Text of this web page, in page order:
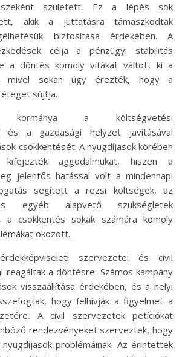
született. Ez a lépés sok
akik a juttatásra támaszkodtak
biztosítása érdekében. A
célja a pénzügyi stabilitás
a döntés komoly vitákat váltott ki a
mivel sokan úgy érezték, hogy a
sújtja.
kormánya a költségvetési
és a gazdasági helyzet javításával
csökkentését. A nyugdíjasok körében
kifejezték aggodalmukat, hiszen a
jelentős hatással volt a mindennapi
segített a rezsi költségek, az
egyéb alapvető szükségletek
a csökkentés sokak számára komoly
okozott.
szervezetei és civil
reagáltak a döntésre. Számos kampány
visszaállítása érdekében, és a helyi
hogy felhívják a figyelmet a
A civil szervezetek petíciókat
rendezvényeket szerveztek, hogy
problémáinak. Az érintettek